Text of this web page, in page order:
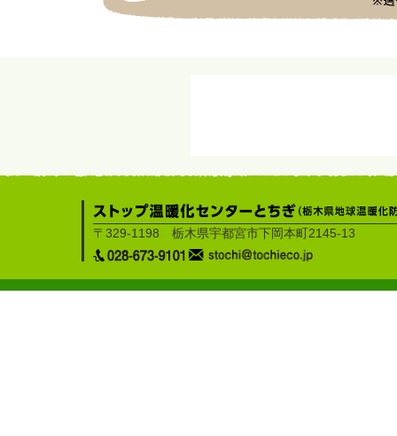
〒329-1198 栃木県宇都宮市下岡本町2145-13